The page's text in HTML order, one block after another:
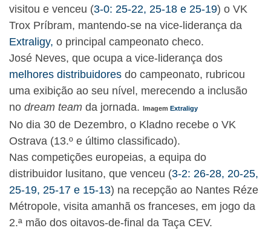
visitou e venceu (3-0: 25-22, 25-18 e 25-19) o VK
Trox Príbram, mantendo-se na vice-liderança da
Extraligy, o principal campeonato checo.
José Neves, que ocupa a vice-liderança dos
melhores distribuidores do campeonato, rubricou
uma exibição ao seu nível, merecendo a inclusão
no dream team da jornada. Imagem Extraligy
No dia 30 de Dezembro, o Kladno recebe o VK
Ostrava (13.º e último classificado).
Nas competições europeias, a equipa do
distribuidor lusitano, que venceu (3-2: 26-28, 20-25,
25-19, 25-17 e 15-13) na recepção ao Nantes Réze
Métropole, visita amanhã os franceses, em jogo da
2.ª mão dos oitavos-de-final da Taça CEV.